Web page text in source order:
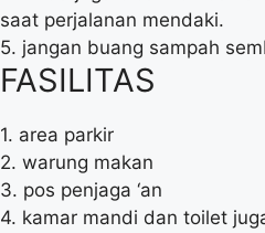
saat perjalanan mendaki.
5. jangan buang sampah
FASILITAS
1. area parkir
2. warung makan
3. pos penjaga ‘an
4. kamar mandi dan toilet